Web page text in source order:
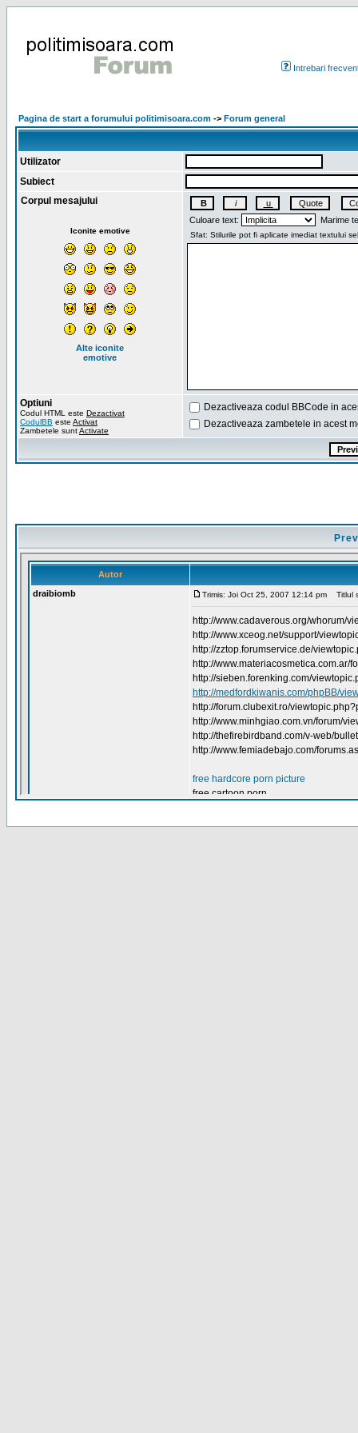
Intrebari
Pagina de start a forumului politimisoara.com -> Forum general
Utilizator
Subiect
Corpul mesajului
Iconite emotive
Alte iconite
emotive
Culoare text: Marime
Optiuni
Codul HTML este Dezactivat
CodulBB este Activat
Zambetele suntActivate
Dezactiveaza codul BBCode in
Dezactiveaza zambetele in acest